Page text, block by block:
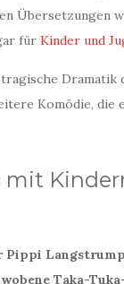
Übersetzungen
für Kinder und
Komödie, die
mit
Pippi
Taka-